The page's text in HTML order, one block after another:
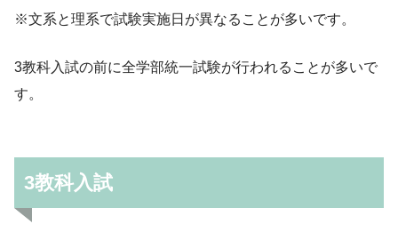
※文系と理系で試験実施日が異なることが多いです。
3教科入試の前に全学部統一試験が行われることが多いで
す。
3教科入試